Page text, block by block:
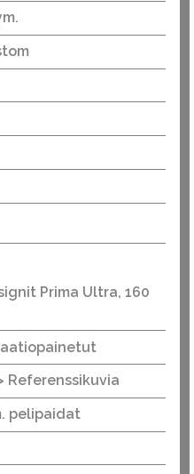
Prima Ultra, 160
Referenssikuvia
pelipaidat